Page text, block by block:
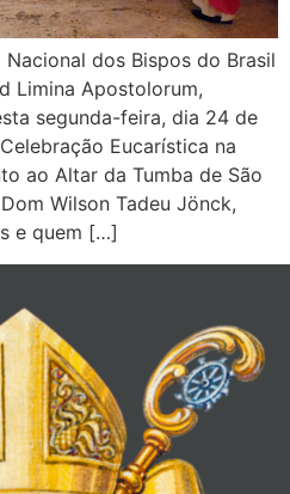
dos Bispos do Brasil
Limina Apostolorum,
segunda-feira, dia 24 de
Eucarística na
ao Altar da Tumba de São
Wilson Tadeu Jönck,
e quem […]